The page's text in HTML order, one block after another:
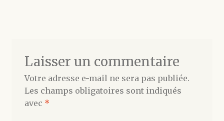
Laisser un commentaire
Votre adresse e-mail ne sera pas publiée.
Les champs obligatoires sont indiqués
avec *